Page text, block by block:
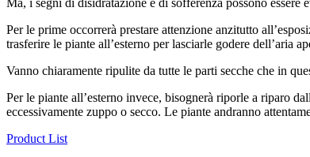
Per le prime occorrerà prestare attenzione anzitutto
trasferire le piante all’esterno per lasciarle godere dell’aria
Vanno chiaramente ripulite da tutte le parti secche che in
Per le piante all’esterno invece, bisognerà riporle a riparo
eccessivamente zuppo o secco. Le piante andranno
Product List